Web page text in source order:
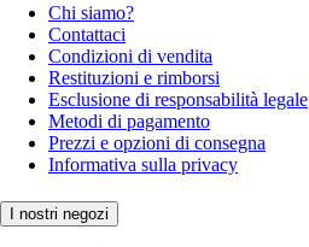
Chi siamo?
Contattaci
Condizioni di vendita
Restituzioni e rimborsi
Esclusione di responsabilità legale
Metodi di pagamento
Prezzi e opzioni di consegna
Informativa sulla privacy
I nostri negozi